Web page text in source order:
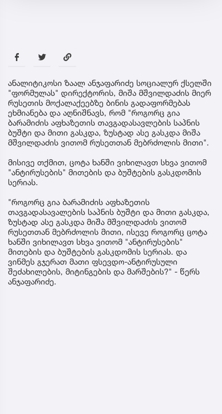
ანალიტიკოსი ზაალ ანჯაფარიძე სოციალურ ქსელში
"ფორმულას" დირექტორის, მიშა მშვილდაძის მიერ
რუსეთის მოქალაქეებზე ბინის გადაფორმებას
ეხმიანება და აღნიშნავს, რომ "როგორც გია
ბარამიძის აფხაზეთის თავგადასავლების საპნის
ბუშტი და მითი გასკდა, ზუსტად ასე გასკდა მიშა
მშვილდაძის ვითომ რუსეთთან მებრძოლის მითი".
მისივე თქმით, ცოტა ხანში ვიხილავთ სხვა ვითომ
"ანტირუსების" მითების და ბუშტების გასკდომის
სერიას.
"როგორც გია ბარამიძის აფხაზეთის
თავგადასავალების საპნის ბუშტი და მითი გასკდა,
ზუსტად ასე გასკდა მიშა მშვილდაძის ვითომ
რუსეთთან მებრძოლის მითი, ისევე როგორც ცოტა
ხანში ვიხილავთ სხვა ვითომ "ანტირუსების"
მითების და ბუშტების გასკდომის სერიას. და
ვინმეს გჯერათ მათი ფსევდო-ანტირუსული
შეძახილების, მიტინგების და მარშების?" - წერს
ანჯაფარიძე.